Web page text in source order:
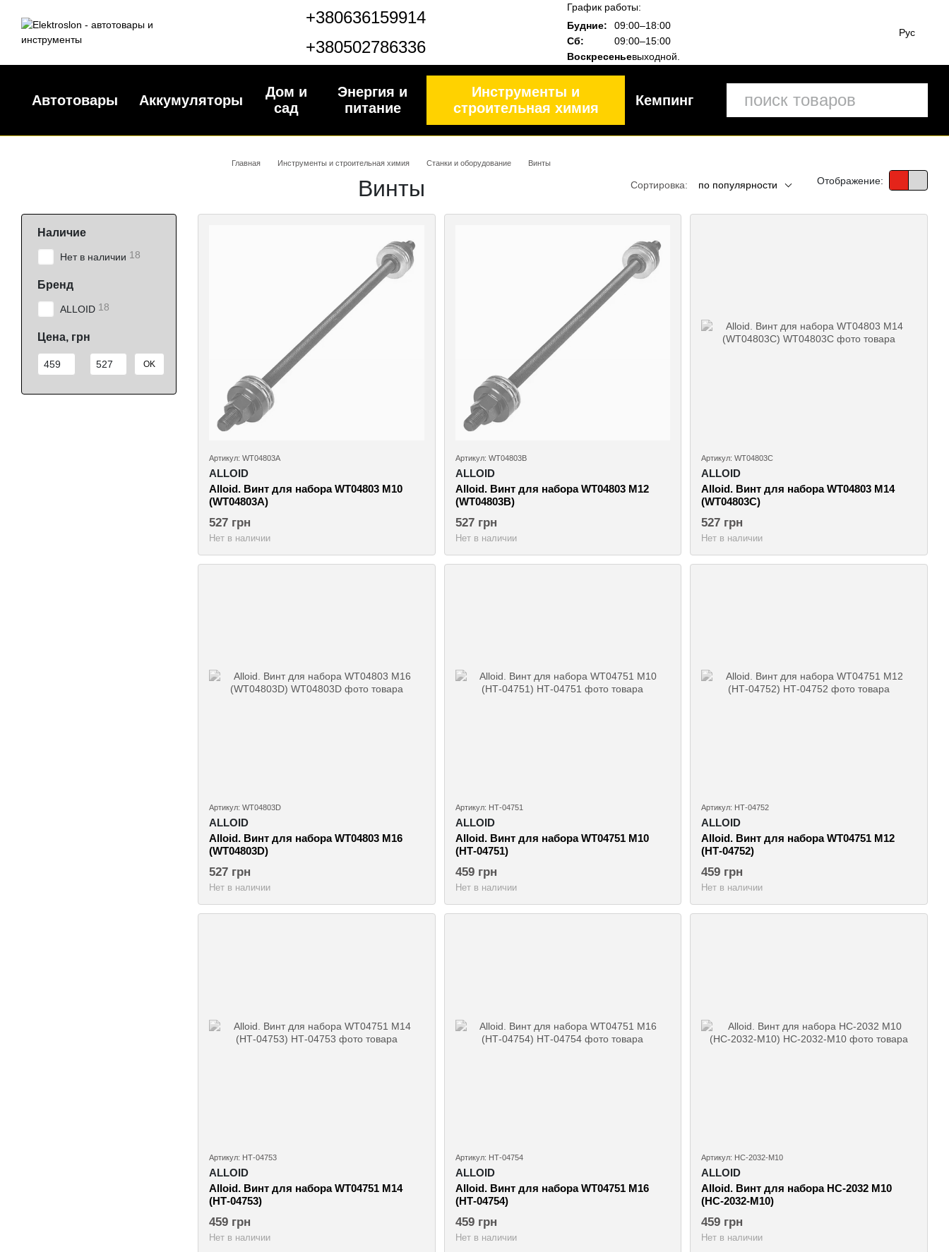
+380636159914
+380502786336
График работы:
Будние:
09:00–18:00
Сб:
09:00–15:00
Воскресеньевыходной.
Рус
Автотовары Аккумуляторы
Дом и
сад
Энергия и
питание
Инструменты и
строительная химия
Кемпинг
Главная Инструменты и строительная химия Станки и оборудование Винты
Винты Сортировка: по популярности Отображение:
Артикул: WT04803A
ALLOID
Alloid. Винт для набора WT04803 M10
(WT04803A)
527 грн
Нет в наличии
Артикул: WT04803B
ALLOID
Alloid. Винт для набора WT04803 M12
(WT04803B)
527 грн
Нет в наличии
Артикул: WT04803C
ALLOID
Alloid. Винт для набора WT04803 M14
(WT04803C)
527 грн
Нет в наличии
Артикул: WT04803D
ALLOID
Alloid. Винт для набора WT04803 M16
(WT04803D)
527 грн
Нет в наличии
Артикул: НТ-04751
ALLOID
Alloid. Винт для набора WT04751 M10
(НТ-04751)
459 грн
Нет в наличии
Артикул: НТ-04752
ALLOID
Alloid. Винт для набора WT04751 M12
(НТ-04752)
459 грн
Нет в наличии
Артикул: НТ-04753
ALLOID
Alloid. Винт для набора WT04751 M14
(НТ-04753)
459 грн
Нет в наличии
Артикул: НТ-04754
ALLOID
Alloid. Винт для набора WT04751 M16
(НТ-04754)
459 грн
Нет в наличии
Артикул: НС-2032-М10
ALLOID
Alloid. Винт для набора НС-2032 M10
(НС-2032-М10)
459 грн
Нет в наличии
Наличие
Нет в наличии 18
Бренд
ALLOID 18
Цена, грн
От Цена, грн
До Цена, грн OK